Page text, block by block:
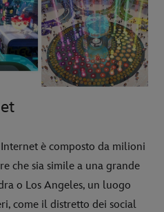
è composto da milioni
che sia simile a una grande
o Los Angeles, un luogo
come il distretto dei social